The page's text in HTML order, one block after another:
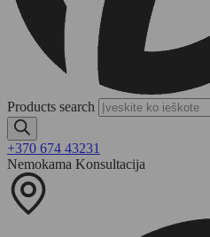
Products search
+370 674 43231
Nemokama Konsultacija